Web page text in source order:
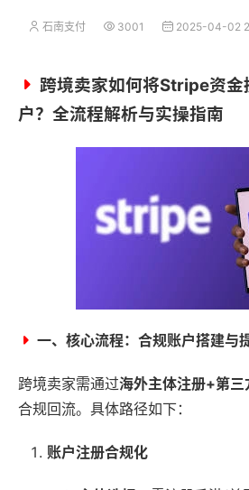
石南支付 3001 2025-04-02
跨境卖家如何将Stripe资金
户？全流程解析与实操指南
一、核心流程：合规账户搭建与
跨境卖家需通过海外主体注册+第三
合规回流。具体路径如下：
账户注册合规化